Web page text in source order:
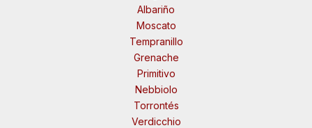
Albariño
Moscato
Tempranillo
Grenache
Primitivo
Nebbiolo
Torrontés
Verdicchio